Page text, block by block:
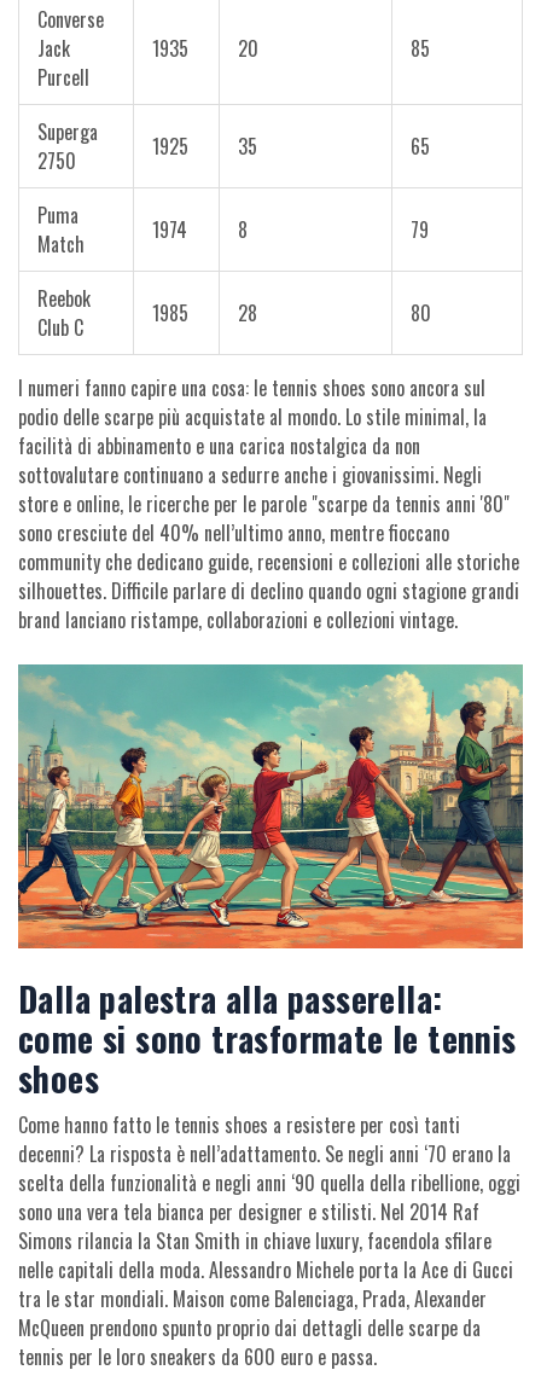
Converse
Jack
Purcell
1935 20 85
Superga
2750
1925 35 65
Puma
Match
1974 8 79
Reebok
Club C
1985 28 80
I numeri fanno capire una cosa: le tennis shoes sono ancora sul
podio delle scarpe più acquistate al mondo. Lo stile minimal, la
facilità di abbinamento e una carica nostalgica da non
sottovalutare continuano a sedurre anche i giovanissimi. Negli
store e online, le ricerche per le parole "scarpe da tennis anni '80"
sono cresciute del 40% nell’ultimo anno, mentre fioccano
community che dedicano guide, recensioni e collezioni alle storiche
silhouettes. Difficile parlare di declino quando ogni stagione grandi
brand lanciano ristampe, collaborazioni e collezioni vintage.
Dalla palestra alla passerella:
come si sono trasformate le tennis
shoes
Come hanno fatto le tennis shoes a resistere per così tanti
decenni? La risposta è nell’adattamento. Se negli anni ‘70 erano la
scelta della funzionalità e negli anni ‘90 quella della ribellione, oggi
sono una vera tela bianca per designer e stilisti. Nel 2014 Raf
Simons rilancia la Stan Smith in chiave luxury, facendola sfilare
nelle capitali della moda. Alessandro Michele porta la Ace di Gucci
tra le star mondiali. Maison come Balenciaga, Prada, Alexander
McQueen prendono spunto proprio dai dettagli delle scarpe da
tennis per le loro sneakers da 600 euro e passa.